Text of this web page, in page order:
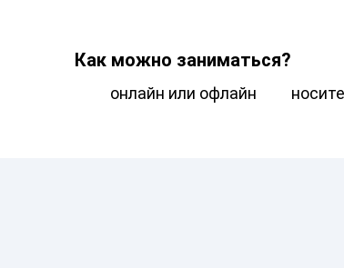
Как можно заниматься?
онлайн или офлайн